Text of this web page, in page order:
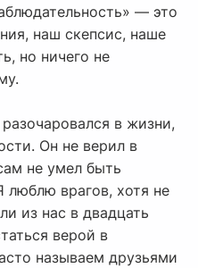
— это
наш скепсис, наше
но ничего не
в жизни,
Он не верил в
не умел быть
люблю врагов, хотя не
из нас в двадцать
верой в
называем друзьями